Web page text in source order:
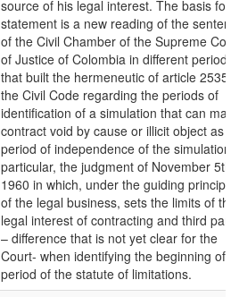
source of his legal interest. The basis for
statement is a new reading of the
of the Civil Chamber of the Supreme
of Justice of Colombia in different periods
that built the hermeneutic of article 2535
the Civil Code regarding the periods of
identification of a simulation that can
contract void by cause or illicit object as
period of independence of the simulation,
particular, the judgment of November 5th,
1960 in which, under the guiding
of the legal business, sets the limits of the
legal interest of contracting and third
– difference that is not yet clear for the
Court- when identifying the beginning of
period of the statute of limitations.